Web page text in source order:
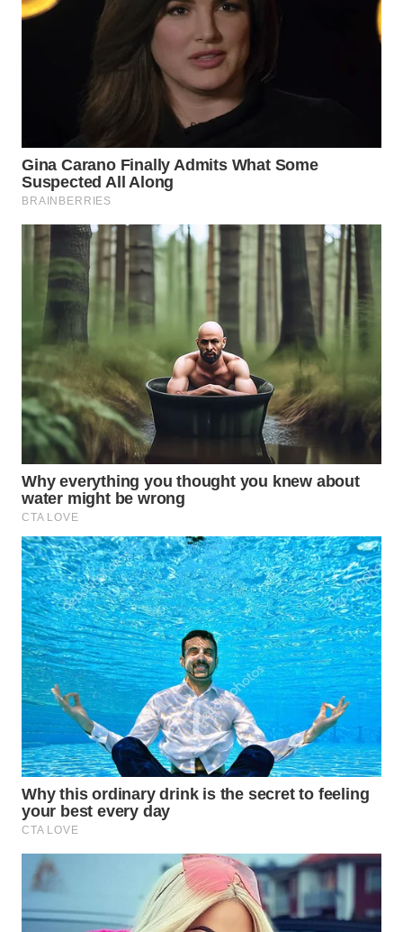
WN
MAJALENGKA
SUBANG
WN
SUKABUMI
WN
PURWAKARTA
WN
PRIANGAN
TIMUR
WN
SEMARANG
WN
SOLO
WN
BOROBUDUR
WN
MADURA
WN
SURABAYA
WN
NATUNA
WN